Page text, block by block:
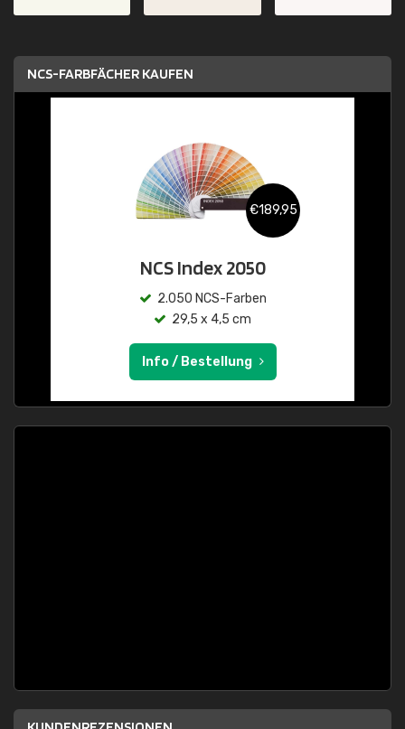
NCS-FARBFÄCHER KAUFEN
€189,95
NCS Index 2050
2.050 NCS-Farben
29,5 x 4,5 cm
Info / Bestellung